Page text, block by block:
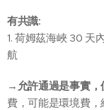
有共識:
1. 荷姆茲海峽 30 天
航
→ 允許通過是事實
費，可能是環境費